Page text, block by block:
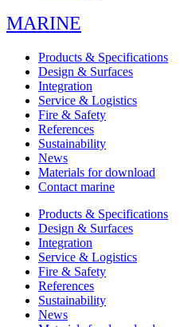
MARINE
Products & Specifications
Design & Surfaces
Integration
Service & Logistics
Fire & Safety
References
Sustainability
News
Materials for download
Contact marine
Products & Specifications
Design & Surfaces
Integration
Service & Logistics
Fire & Safety
References
Sustainability
News